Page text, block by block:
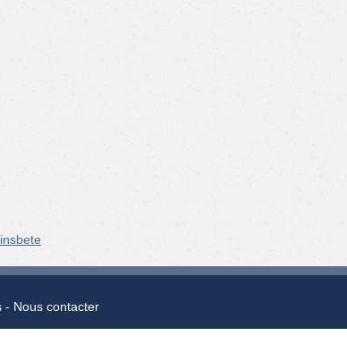
Nous contacter